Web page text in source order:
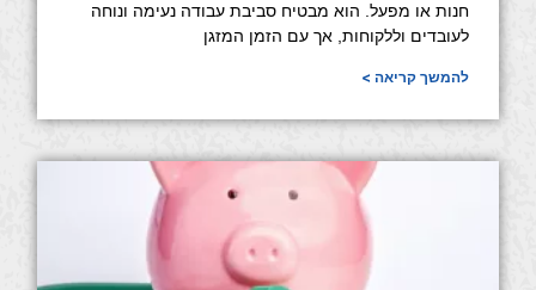
חנות או מפעל. הוא מבטיח סביבת עבודה נעימה ונוחה
לעובדים וללקוחות, אך עם הזמן המזגן
להמשך קריאה >